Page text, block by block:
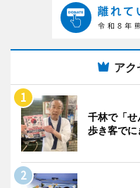
アク
千林で「
歩き客でに